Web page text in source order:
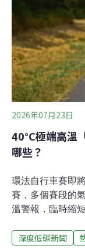
Agency）線上
是居家用電或將
外，政府也修法
者的安裝權利，
這類裝置成本不高
2026年07月23日
40°C極端高溫
哪些？
環法自行車賽即
賽，多個賽段的
溫警報，臨時縮
度授權地方首長
深度低碳新聞